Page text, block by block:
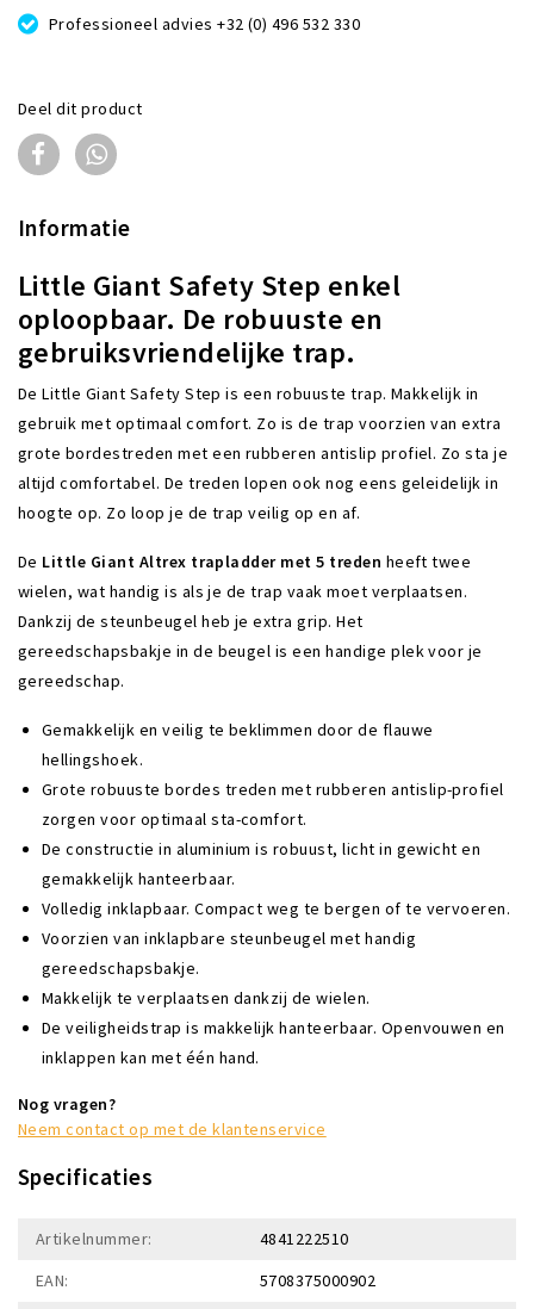
Professioneel advies +32 (0) 496 532 330
Deel dit product
Informatie
Little Giant Safety Step enkel
oploopbaar. De robuuste en
gebruiksvriendelijke trap.
De Little Giant Safety Step is een robuuste trap. Makkelijk in
gebruik met optimaal comfort. Zo is de trap voorzien van extra
grote bordestreden met een rubberen antislip profiel. Zo sta je
altijd comfortabel. De treden lopen ook nog eens geleidelijk in
hoogte op. Zo loop je de trap veilig op en af.
De Little Giant Altrex trapladder met 5 treden heeft twee
wielen, wat handig is als je de trap vaak moet verplaatsen.
Dankzij de steunbeugel heb je extra grip. Het
gereedschapsbakje in de beugel is een handige plek voor je
gereedschap.
Gemakkelijk en veilig te beklimmen door de flauwe
hellingshoek.
Grote robuuste bordes treden met rubberen antislip-profiel
zorgen voor optimaal sta-comfort.
De constructie in aluminium is robuust, licht in gewicht en
gemakkelijk hanteerbaar.
Volledig inklapbaar. Compact weg te bergen of te vervoeren.
Voorzien van inklapbare steunbeugel met handig
gereedschapsbakje.
Makkelijk te verplaatsen dankzij de wielen.
De veiligheidstrap is makkelijk hanteerbaar. Openvouwen en
inklappen kan met één hand.
Nog vragen?
Neem contact op met de klantenservice
Specificaties
Artikelnummer:
4841222510
EAN:
5708375000902